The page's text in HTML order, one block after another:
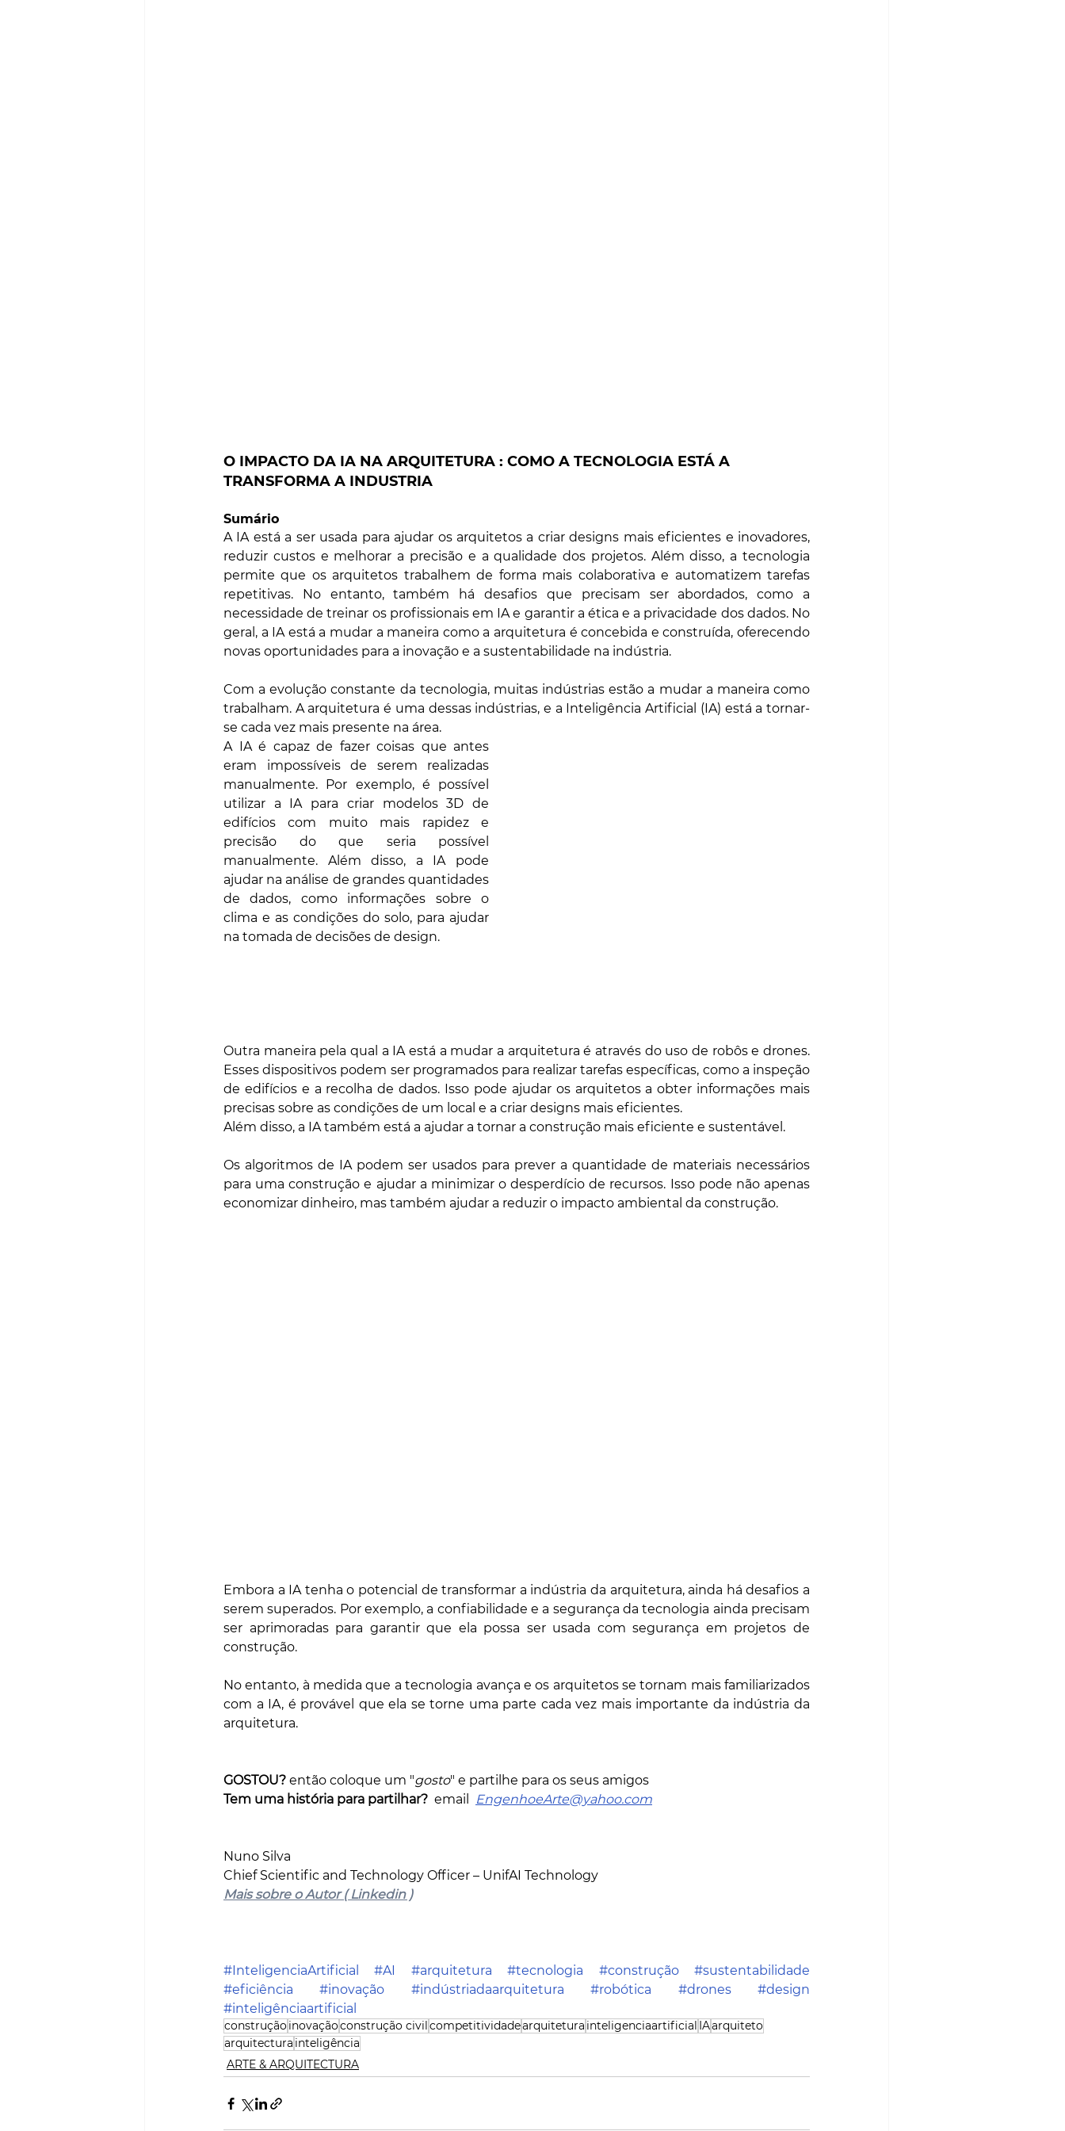
O IMPACTO DA IA NA ARQUITETURA : COMO A TECNOLOGIA ESTÁ A
TRANSFORMA A INDUSTRIA
Sumário
A IA está a ser usada para ajudar os arquitetos a criar designs mais eficientes e inovadores,
reduzir custos e melhorar a precisão e a qualidade dos projetos. Além disso, a tecnologia
permite que os arquitetos trabalhem de forma mais colaborativa e automatizem tarefas
repetitivas. No entanto, também há desafios que precisam ser abordados, como a
necessidade de treinar os profissionais em IA e garantir a ética e a privacidade dos dados. No
geral, a IA está a mudar a maneira como a arquitetura é concebida e construída, oferecendo
novas oportunidades para a inovação e a sustentabilidade na indústria.
Com a evolução constante da tecnologia, muitas indústrias estão a mudar a maneira como
trabalham. A arquitetura é uma dessas indústrias, e a Inteligência Artificial (IA) está a tornar-
se cada vez mais presente na área.
A IA é capaz de fazer coisas que antes
eram impossíveis de serem realizadas
manualmente. Por exemplo, é possível
utilizar a IA para criar modelos 3D de
edifícios com muito mais rapidez e
precisão do que seria possível
manualmente. Além disso, a IA pode
ajudar na análise de grandes quantidades
de dados, como informações sobre o
clima e as condições do solo, para ajudar
na tomada de decisões de design.
Outra maneira pela qual a IA está a mudar a arquitetura é através do uso de robôs e drones.
Esses dispositivos podem ser programados para realizar tarefas específicas, como a inspeção
de edifícios e a recolha de dados. Isso pode ajudar os arquitetos a obter informações mais
precisas sobre as condições de um local e a criar designs mais eficientes.
Além disso, a IA também está a ajudar a tornar a construção mais eficiente e sustentável.
Os algoritmos de IA podem ser usados para prever a quantidade de materiais necessários
para uma construção e ajudar a minimizar o desperdício de recursos. Isso pode não apenas
economizar dinheiro, mas também ajudar a reduzir o impacto ambiental da construção.
Embora a IA tenha o potencial de transformar a indústria da arquitetura, ainda há desafios a
serem superados. Por exemplo, a confiabilidade e a segurança da tecnologia ainda precisam
ser aprimoradas para garantir que ela possa ser usada com segurança em projetos de
construção.
No entanto, à medida que a tecnologia avança e os arquitetos se tornam mais familiarizados
com a IA, é provável que ela se torne uma parte cada vez mais importante da indústria da
arquitetura.
GOSTOU? então coloque um "gosto" e partilhe para os seus amigos
Tem uma história para partilhar?
  email
EngenhoeArte@yahoo.com
Nuno Silva
Chief Scientific and Technology Officer – UnifAI Technology
Mais sobre o Autor ( Linkedin )
#InteligenciaArtificial #AI #arquitetura #tecnologia #construção
#sustentabilidade
#eficiência
#inovação #indústriadaarquitetura #robótica #drones
#design
#inteligênciaartificial
construção inovaçãoconstrução civilcompetitividadearquitetura inteligenciaartificial IAarquiteto
arquitectura inteligência
ARTE & ARQUITECTURA